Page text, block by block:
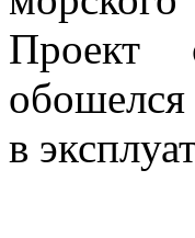
Проект
обошелся
в